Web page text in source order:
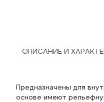
ОПИСАНИЕ И
Предназначены для
основе имеют